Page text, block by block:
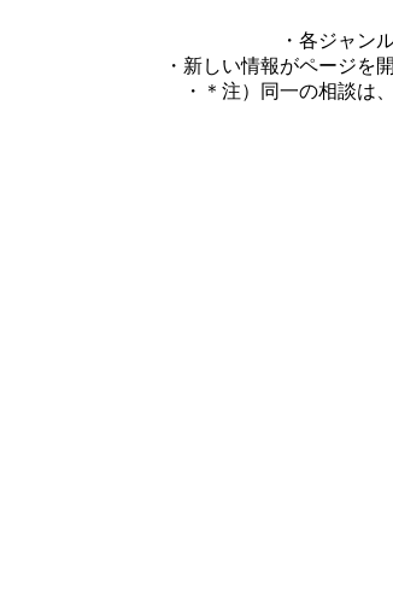
・各ジャン
・新しい情報がページを
・＊注）同一の相談は